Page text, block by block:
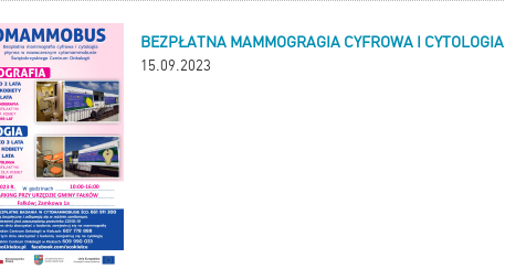
BEZPŁATNA MAMMOGRAGIA CYFROWA I CYTOLOGIA
15.09.2023